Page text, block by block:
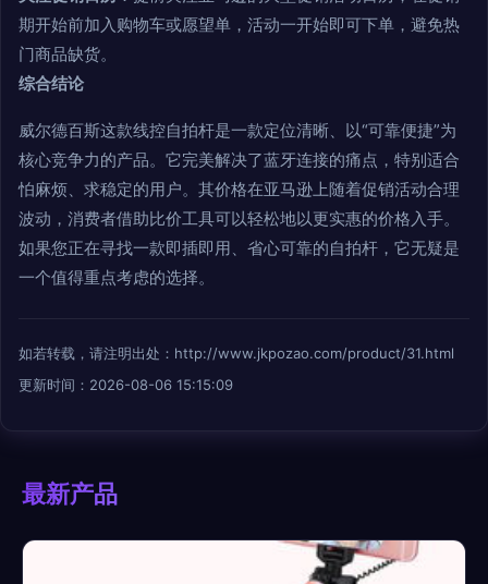
期开始前加入购物车或愿望单，活动一开始即可下单，避免热
门商品缺货。
综合结论
威尔德百斯这款线控自拍杆是一款定位清晰、以“可靠便捷”为
核心竞争力的产品。它完美解决了蓝牙连接的痛点，特别适合
怕麻烦、求稳定的用户。其价格在亚马逊上随着促销活动合理
波动，消费者借助比价工具可以轻松地以更实惠的价格入手。
如果您正在寻找一款即插即用、省心可靠的自拍杆，它无疑是
一个值得重点考虑的选择。
如若转载，请注明出处：http://www.jkpozao.com/product/31.html
更新时间：2026-08-06 15:15:09
最新产品